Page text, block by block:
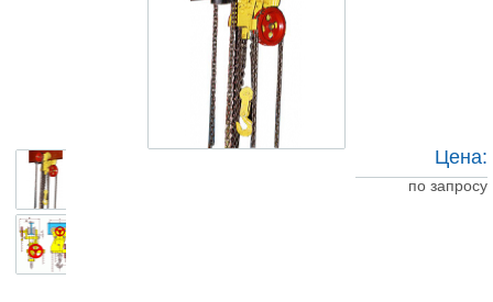
Цена:
по запросу